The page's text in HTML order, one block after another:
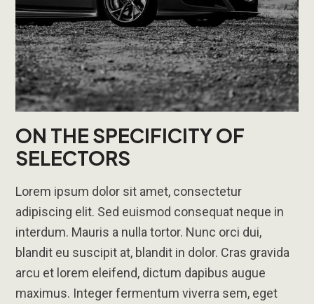
ON THE SPECIFICITY OF
SELECTORS
Lorem ipsum dolor sit amet, consectetur
adipiscing elit. Sed euismod consequat neque in
interdum. Mauris a nulla tortor. Nunc orci dui,
blandit eu suscipit at, blandit in dolor. Cras gravida
arcu et lorem eleifend, dictum dapibus augue
maximus. Integer fermentum viverra sem, eget